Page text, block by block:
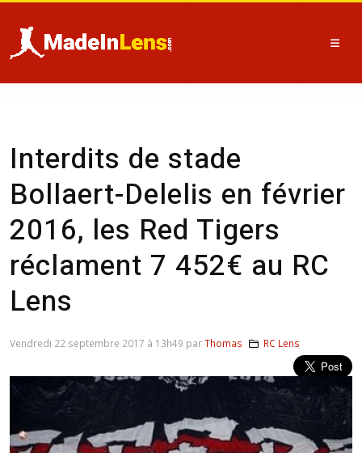
Interdits de stade
Bollaert-Delelis en février
2016, les Red Tigers
réclament 7 452€ au RC
Lens
Vendredi 22 septembre 2017 à 13h49 parThomas RC Lens